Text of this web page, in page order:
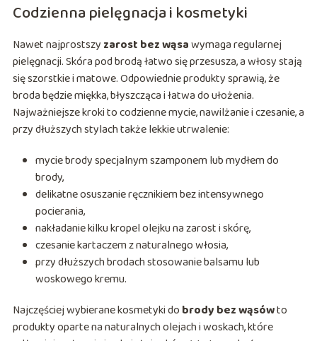
Codzienna pielęgnacja i kosmetyki
Nawet najprostszy zarost bez wąsawymaga regularnej
pielęgnacji. Skóra pod brodą łatwo się przesusza, a włosy stają
się szorstkie i matowe. Odpowiednie produkty sprawią, że
broda będzie miękka, błyszcząca i łatwa do ułożenia.
Najważniejsze kroki to codzienne mycie, nawilżanie i czesanie, a
przy dłuższych stylach także lekkie utrwalenie:
mycie brody specjalnym szamponem lub mydłem do
brody,
delikatne osuszanie ręcznikiem bez intensywnego
pocierania,
nakładanie kilku kropel olejku na zarost i skórę,
czesanie kartaczem z naturalnego włosia,
przy dłuższych brodach stosowanie balsamu lub
woskowego kremu.
Najczęściej wybierane kosmetyki do brody bez wąsówto
produkty oparte na naturalnych olejach i woskach, które